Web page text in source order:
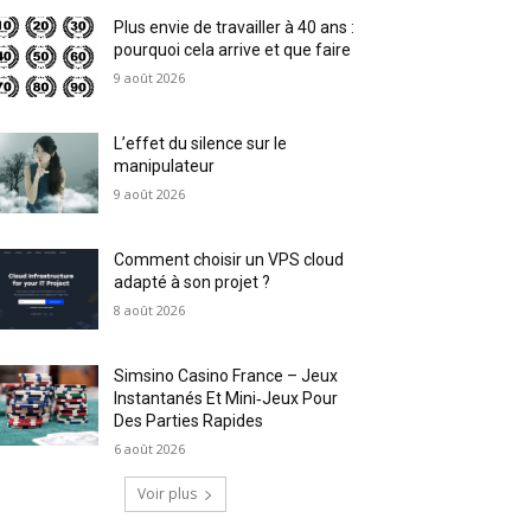
Plus envie de travailler à 40 ans :
pourquoi cela arrive et que faire
9 août 2026
L’effet du silence sur le
manipulateur
9 août 2026
Comment choisir un VPS cloud
adapté à son projet ?
8 août 2026
Simsino Casino France – Jeux
Instantanés Et Mini‑Jeux Pour
Des Parties Rapides
6 août 2026
Voir plus